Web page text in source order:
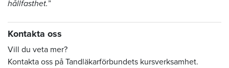
hållfasthet.”
Kontakta oss
Vill du veta mer?
Kontakta oss på Tandläkarförbundets kursverksamhet.